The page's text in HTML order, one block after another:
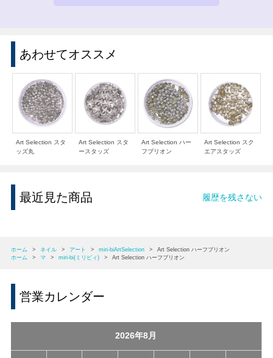
あわせてオススメ
Art Selection スタ
ッズ丸
Art Selection スタ
ースタッズ
Art Selection ハー
フブリオン
Art Selection スク
エアスタッズ
最近見た商品 履歴を残さない
ホーム > ネイル > アート > miri-biArtSelection >
Art Selection ハーフブリオン
ホーム
> マ > miri-bi(ミリビィ) > Art Selection ハーフブリオン
営業カレンダー
2026年8月